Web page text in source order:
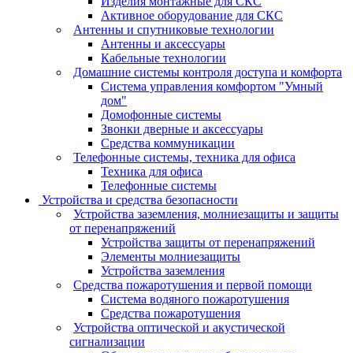
Активное оборудование для СКС
Антенны и спутниковые технологии
Антенны и аксессуары
Кабельные технологии
Домашние системы контроля доступа и комфорта
Система управления комфортом "Умный
дом"
Домофонные системы
Звонки дверные и аксессуары
Средства коммуникации
Телефонные системы, техника для офиса
Техника для офиса
Телефонные системы
Устройства и средства безопасности
Устройства заземления, молниезащиты и защиты
от перенапряжений
Устройства защиты от перенапряжений
Элементы молниезащиты
Устройства заземления
Средства пожаротушения и первой помощи
Система водяного пожаротушения
Средства пожаротушения
Устройства оптической и акустической
сигнализации